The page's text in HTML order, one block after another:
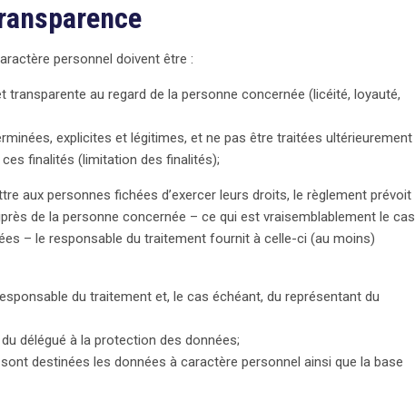
personnel doivent être :
transparente au regard de la personne concernée (licéité, loyauté,
explicites et légitimes, et ne pas être traitées ultérieurement
finalités (limitation des finalités);
aux personnes fichées d’exercer leurs droits, le règlement prévoit
de la personne concernée – ce qui est vraisemblablement le cas
– le responsable du traitement fournit à celle-ci (au moins)
du traitement et, le cas échéant, du représentant du
délégué à la protection des données;
destinées les données à caractère personnel ainsi que la base